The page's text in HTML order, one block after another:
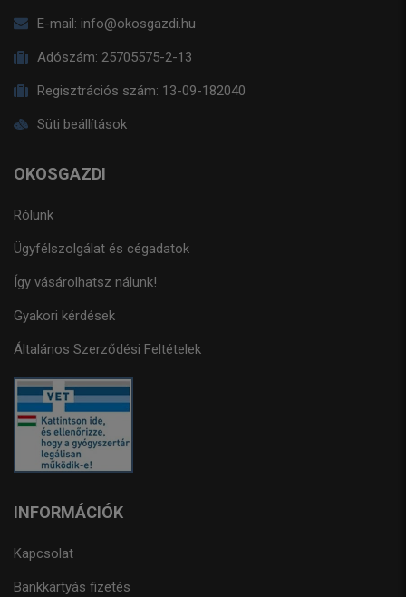
E-mail: info@okosgazdi.hu
Adószám: 25705575-2-13
Regisztrációs szám: 13-09-182040
Süti beállítások
OKOSGAZDI
Rólunk
Ügyfélszolgálat és cégadatok
Így vásárolhatsz nálunk!
Gyakori kérdések
Általános Szerződési Feltételek
INFORMÁCIÓK
Kapcsolat
Bankkártyás fizetés